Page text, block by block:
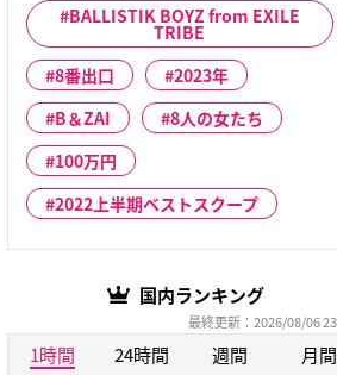
BALLISTIK BOYZ from EXILE
TRIBE
8番出口
2023年
B＆ZAI
8人の女たち
100万円
2022上半期ベストスクープ
国内ランキング
最終更新：2026/08/06
1時間 24時間 週間 月間